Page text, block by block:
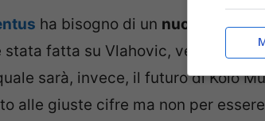
ha bisogno di un nuovo
stata fatta su Vlahovic, verrà
sarà, invece, il futuro di Kolo
alle giuste cifre ma non per